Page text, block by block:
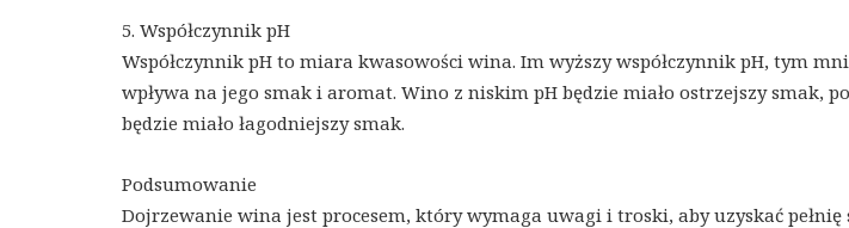
5. Współczynnik pH
Współczynnik pH to miara kwasowości wina. Im wyższy współczynnik pH, tym
wpływa na jego smak i aromat. Wino z niskim pH będzie miało ostrzejszy smak,
będzie miało łagodniejszy smak.
Podsumowanie
Dojrzewanie wina jest procesem, który wymaga uwagi i troski, aby uzyskać